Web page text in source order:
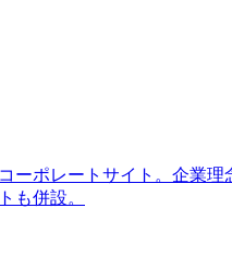
ポレートサイト。企業
も併設。